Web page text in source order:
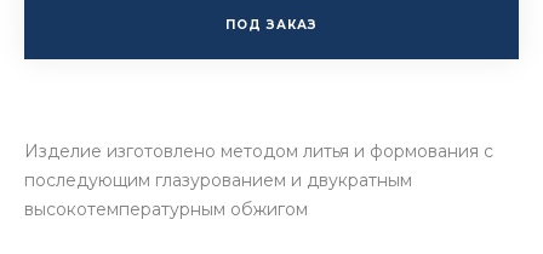
ПОД ЗАКАЗ
Изделие изготовлено методом литья и формования с
последующим глазурованием и двукратным
высокотемпературным обжигом